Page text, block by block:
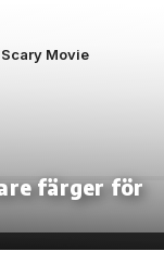
Movie
färger för